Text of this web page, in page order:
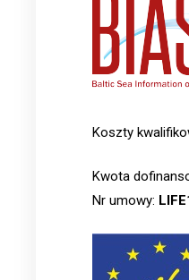
Koszty
Kwota
Nr umowy: